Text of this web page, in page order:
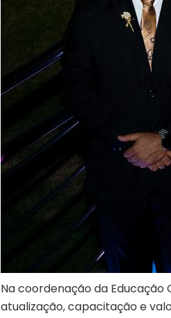
Na coordenação da
atualização, capacitação e